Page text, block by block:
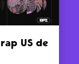
US de